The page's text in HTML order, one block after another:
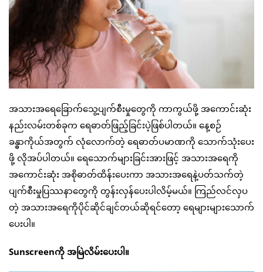
အသားအရေခြောက်သွေ့ပျက်စီးမှုတွေကို ကာကွယ်ဖို့ အကောင်းဆုံး
နည်းလမ်းတစ်ခုက ရေဓာတ်ဖြည့်ခြင်းပဲ့ဖြစ်ပါတယ်။ နေ့စဉ်
ခန္ဓာကိုယ်အတွက် လုံလောက်တဲ့ ရေဓာတ်ပမာဏကို သောက်သုံးပေး
ဖို့ လိုအပ်ပါတယ်။ ရေသောက်များခြင်းအားဖြင့် အသားအရေကို
အကောင်းဆုံး အစိုဓာတ်ထိန်းပေးကာ အသားအရေနဲ့ပတ်သက်တဲ့
ပျက်စီးမှုပြဿနာတွေကို တွန်းလှန်ပေးပါလိမ့်မယ်။ ကြည်လင်လှပ
တဲ့ အသားအရေကိုပိုင်ဆိုင်ချင်တယ်ဆိုရင်တော့ ရေများများသောက်
ပေးပါ။
Sunscreenကို အမြဲလိမ်းပေးပါ။